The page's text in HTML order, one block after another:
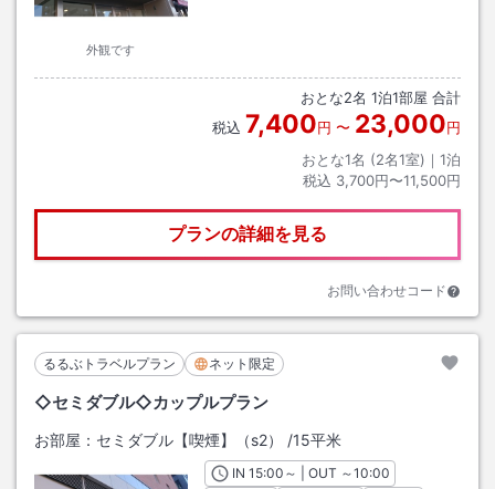
外観です
おとな2名 1泊1部屋 合計
税込 7,400円 〜 23,000円
おとな1名 (2名1室)｜ 1泊
税込 3,700円〜11,500円
プランの詳細を見る
お問い合わせコード
るるぶトラベルプラン ネット限定
◇セミダブル◇カップルプラン
お部屋： セミダブル【喫煙】（s2） /15平米
INチェックイン
15:00 ～ | OUT チェックアウト
～10:00